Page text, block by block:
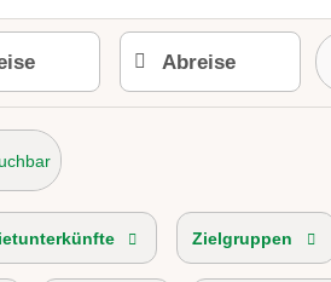
Zielgruppen